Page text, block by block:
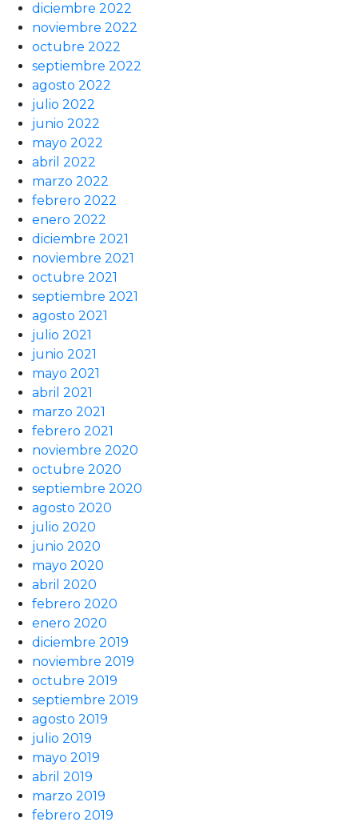
diciembre 2022
noviembre 2022
octubre 2022
septiembre 2022
agosto 2022
julio 2022
junio 2022
mayo 2022
abril 2022
marzo 2022
febrero 2022
enero 2022
diciembre 2021
noviembre 2021
octubre 2021
septiembre 2021
agosto 2021
julio 2021
junio 2021
mayo 2021
abril 2021
marzo 2021
febrero 2021
noviembre 2020
octubre 2020
septiembre 2020
agosto 2020
julio 2020
junio 2020
mayo 2020
abril 2020
febrero 2020
enero 2020
diciembre 2019
noviembre 2019
octubre 2019
septiembre 2019
agosto 2019
julio 2019
mayo 2019
abril 2019
marzo 2019
febrero 2019